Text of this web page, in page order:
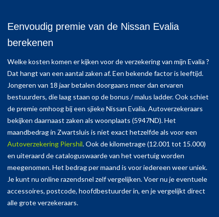
Eenvoudig premie van de Nissan Evalia
berekenen
Welke kosten komen er kijken voor de verzekering van mijn Evalia ?
Dat hangt van een aantal zaken af. Een bekende factor is leeftijd.
Jongeren van 18 jaar betalen doorgaans meer dan ervaren
bestuurders, die laag staan op de bonus / malus ladder. Ook schiet
de premie omhoog bij een sjieke Nissan Evalia. Autoverzekeraars
bekijken daarnaast zaken als woonplaats (5947ND). Het
maandbedrag in Zwartsluis is niet exact hetzelfde als voor een
Autoverzekering Piershil. Ook de kilometrage (12.001 tot 15.000)
en uiteraard de cataloguswaarde van het voertuig worden
meegenomen. Het bedrag per maand is voor iedereen weer uniek.
Je kunt nu online razendsnel zelf vergelijken. Voer nu je eventuele
accessoires, postcode, hoofdbestuurder in, en je vergelijkt direct
alle grote verzekeraars.